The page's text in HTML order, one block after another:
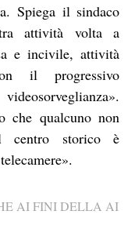
Spiega il sindaco
attività volta a
e incivile, attività
il progressivo
che qualcuno non
centro storico è
AI FINI DELLA AI